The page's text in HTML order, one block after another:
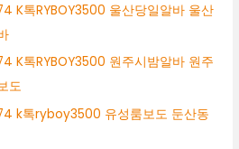
K톡RYBOY3500 울산당일알바 울산
K톡RYBOY3500 원주시밤알바 원주
도
k톡ryboy3500 유성룸보도 둔산동